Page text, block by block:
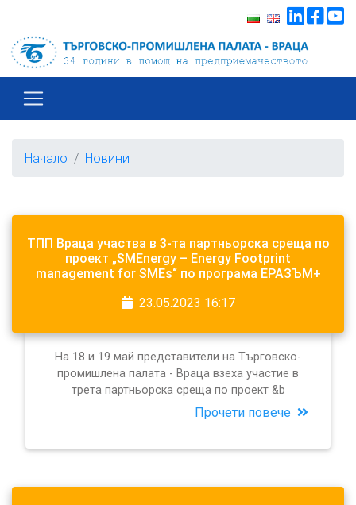
Начало Новини
ТПП Враца участва в 3-та партньорска среща по
проект „SMEnergy – Energy Footprint
management for SMEs“ по програма ЕРАЗЪМ+
23.05.2023 16:17
На 18 и 19 май представители на Търговско-
промишлена палата - Враца взеха участие в
трета партньорска среща по проект &b
Прочети повече